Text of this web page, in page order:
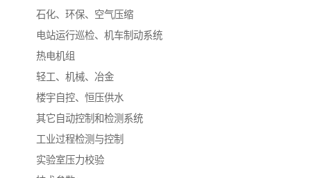
石化、环保、空气压缩
电站运行巡检、机车制动系统
热电机组
轻工、机械、冶金
楼宇自控、恒压供水
其它自动控制和检测系统
工业过程检测与控制
实验室压力校验